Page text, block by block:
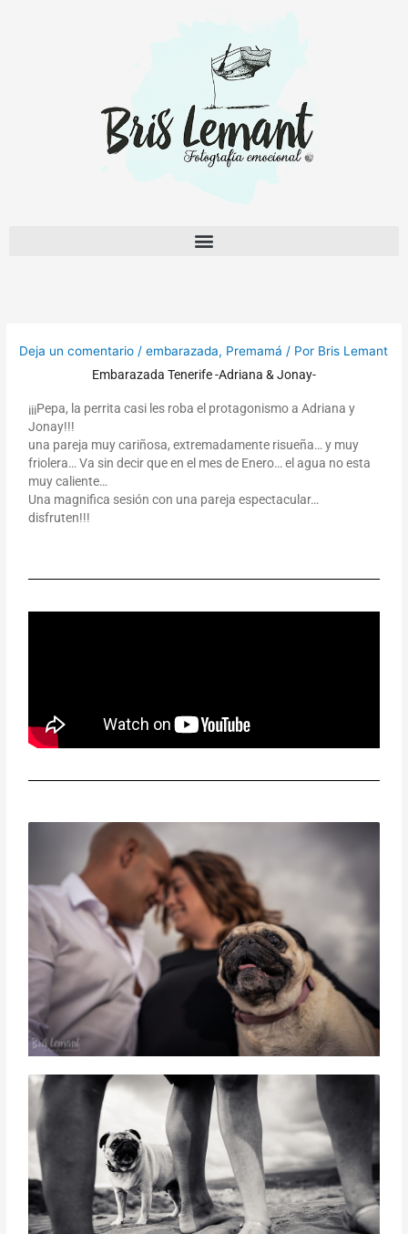
Deja un comentario /embarazada, Premamá / Por Bris Lemant
Embarazada Tenerife -Adriana & Jonay-
¡¡¡Pepa, la perrita casi les roba el protagonismo a Adriana y
Jonay!!!
una pareja muy cariñosa, extremadamente risueña… y muy
friolera… Va sin decir que en el mes de Enero… el agua no esta
muy caliente…
Una magnifica sesión con una pareja espectacular…
disfruten!!!